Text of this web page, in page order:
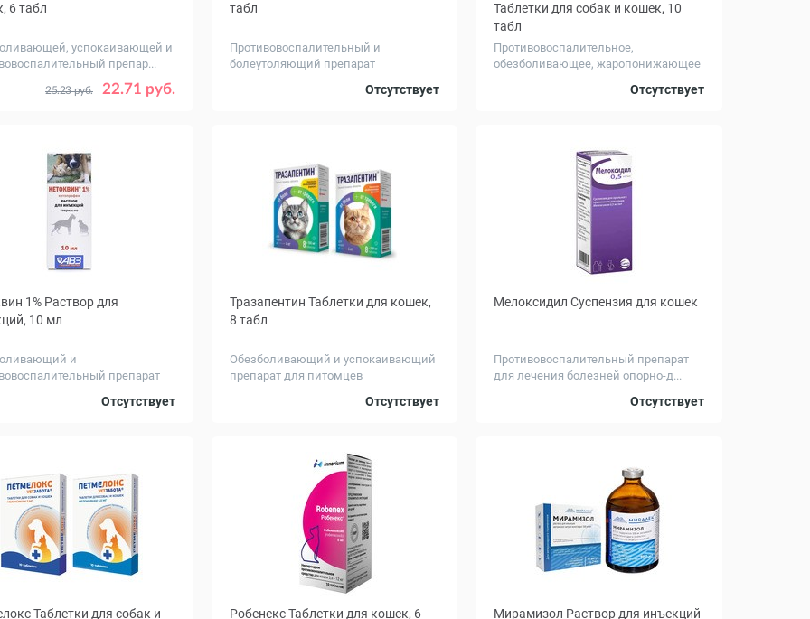
6 табл
успокаивающей и
препар...
22.71 руб.
25.23 руб.
5 10 20
табл
Противовоспалительный и
болеутоляющий препарат
Отсутствует
от 2.5 - 12
Таблетки для собак и кошек, 10
табл
Противовоспалительное,
обезболивающее, жаропонижающее
Отсутствует
1% Раствор для
10 мл
и
препарат
Отсутствует
Тразапентин Таблетки для кошек,
8 табл
Обезболивающий и успокаивающий
препарат для питомцев
Отсутствует
до 4 от 4
Мелоксидил Суспензия для кошек
Противовоспалительный препарат
для лечения болезней опорно-д...
Отсутствует
5 15
Таблетки для собак и
Робенекс Таблетки для кошек, 6
Мирамизол Раствор для инъекций